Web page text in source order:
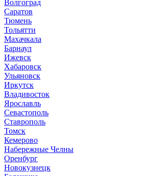
Волгоград
Саратов
Тюмень
Тольятти
Махачкала
Барнаул
Ижевск
Хабаровск
Ульяновск
Иркутск
Владивосток
Ярославль
Севастополь
Ставрополь
Томск
Кемерово
Набережные Челны
Оренбург
Новокузнецк